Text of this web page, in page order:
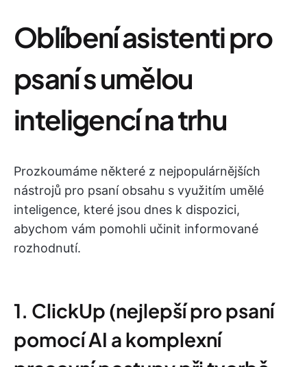
Oblíbení asistenti pro
psaní s umělou
inteligencí na trhu
Prozkoumáme některé z nejpopulárnějších
nástrojů pro psaní obsahu s využitím umělé
inteligence, které jsou dnes k dispozici,
abychom vám pomohli učinit informované
rozhodnutí.
1. ClickUp (nejlepší pro psaní
pomocí AI a komplexní